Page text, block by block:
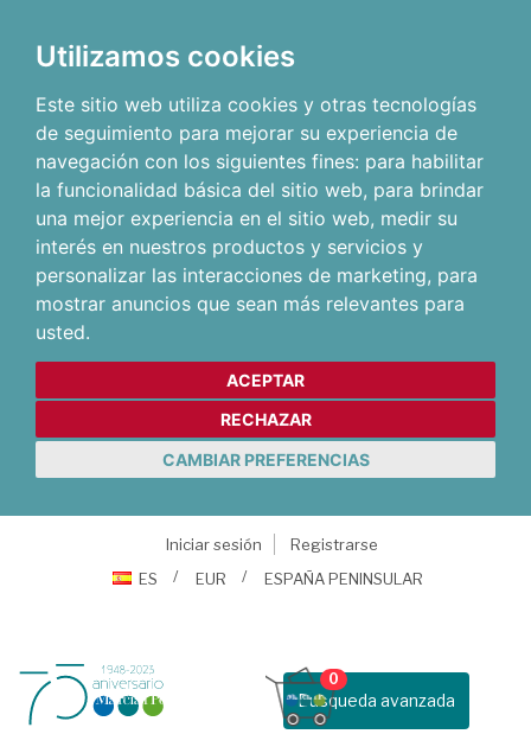
Utilizamos cookies
Este sitio web utiliza cookies y otras tecnologías
de seguimiento para mejorar su experiencia de
navegación con los siguientes fines: para habilitar
la funcionalidad básica del sitio web, para brindar
una mejor experiencia en el sitio web, medir su
interés en nuestros productos y servicios y
personalizar las interacciones de marketing, para
mostrar anuncios que sean más relevantes para
usted.
ACEPTAR
RECHAZAR
CAMBIAR PREFERENCIAS
Iniciar sesión
Registrarse
ES
EUR ESPAÑA PENINSULAR
Busqueda avanzada
0